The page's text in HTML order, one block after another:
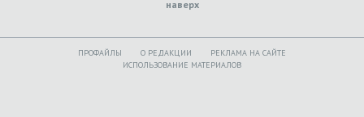
наверх
ПРОФАЙЛЫ O РЕДАКЦИИ
РЕКЛАМА НА САЙТЕ
ИСПОЛЬЗОВАНИЕ МАТЕРИАЛОВ